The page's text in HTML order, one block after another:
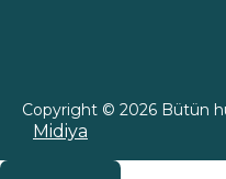
Copyright © 2026 Bütün
Midiya